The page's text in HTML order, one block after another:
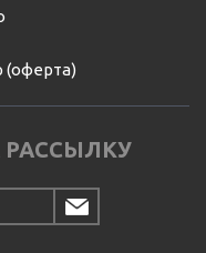
(оферта)